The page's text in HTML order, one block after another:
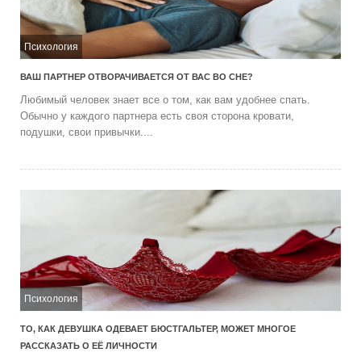
Психология
ВАШ ПАРТНЕР ОТВОРАЧИВАЕТСЯ ОТ ВАС ВО СНЕ?
Любимый человек знает все о том, как вам удобнее спать.
Обычно у каждого партнера есть своя сторона кровати,
подушки, свои привычки....
Психология
ТО, КАК ДЕВУШКА ОДЕВАЕТ БЮСТГАЛЬТЕР, МОЖЕТ МНОГОЕ
РАССКАЗАТЬ О ЕЁ ЛИЧНОСТИ